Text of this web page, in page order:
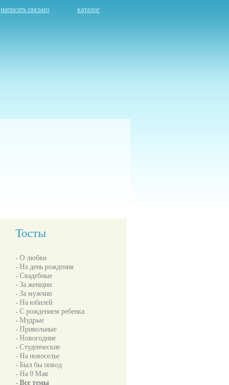
написать письмо каталог
Тосты
- О любви
- На день рождения
- Свадебные
- За женщин
- За мужчин
- На юбилей
- С рождением ребенка
- Мудрые
- Прикольные
- Новогодние
- Студенческие
- На новоселье
- Был бы повод
- На 9 Мая
- Все темы